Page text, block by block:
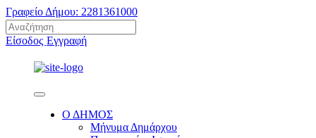
Γραφείο Δήμου: 2281361000
Είσοδος Εγγραφή
Ο ΔΗΜΟΣ
Μήνυμα Δημάρχου